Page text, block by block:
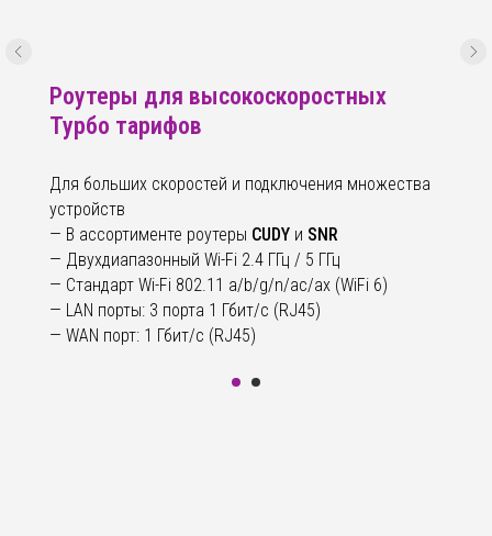
Роутеры для высокоскоростных
Турбо тарифов
Для больших скоростей и подключения множества
устройств
— В ассортименте роутеры CUDY и SNR
— Двухдиапазонный Wi-Fi 2.4 ГГц / 5 ГГц
— Стандарт Wi-Fi 802.11 a/b/g/n/ac/ax (WiFi 6)
— LAN порты: 3 порта 1 Гбит/с (RJ45)
— WAN порт: 1 Гбит/с (RJ45)